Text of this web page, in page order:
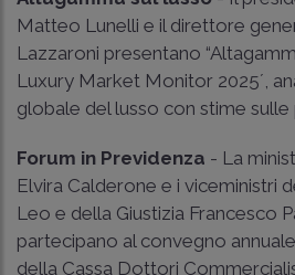
Matteo Lunelli e il direttore
Lazzaroni presentano
Luxury Market Monitor 2025´,
globale del lusso con stime
Forum in Previdenza - La
Elvira Calderone e i viceministri
Leo e della Giustizia Francesco
partecipano al convegno
della Cassa Dottori